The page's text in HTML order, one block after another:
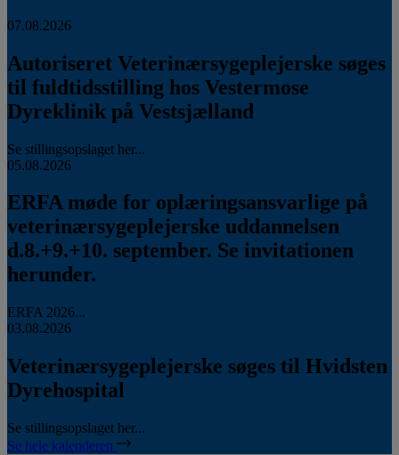
07.08.2026
Autoriseret Veterinærsygeplejerske søges
til fuldtidsstilling hos Vestermose
Dyreklinik på Vestsjælland
Se stillingsopslaget her...
05.08.2026
ERFA møde for oplæringsansvarlige på
veterinærsygeplejerske uddannelsen
d.8.+9.+10. september. Se invitationen
herunder.
ERFA 2026...
03.08.2026
Veterinærsygeplejerske søges til Hvidsten
Dyrehospital
Se stillingsopslaget her...
Se hele kalenderen